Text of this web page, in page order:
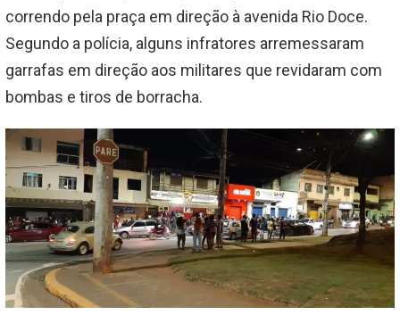
correndo pela praça em direção à avenida Rio Doce.
Segundo a polícia, alguns infratores arremessaram
garrafas em direção aos militares que revidaram com
bombas e tiros de borracha.